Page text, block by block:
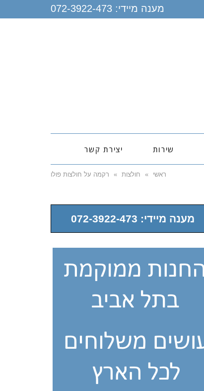
מענה מיידי: 072-3922-473
שירות יצירת קשר
ראשי » חולצות » רקמה על חולצות פולו
מענה מיידי: 072-3922-473